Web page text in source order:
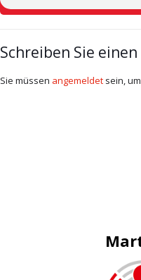
Schreiben Sie
Sie müssen angemeldet sein,